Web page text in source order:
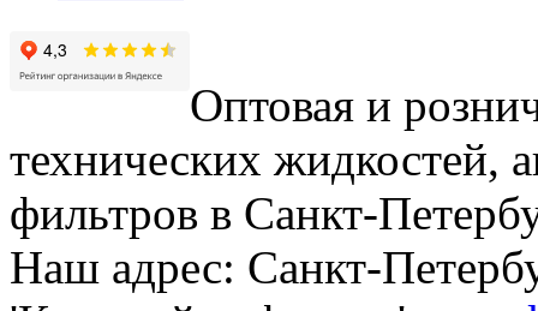
Оптовая и
технических жидкостей,
фильтров в Санкт-
Наш адрес: Санкт-